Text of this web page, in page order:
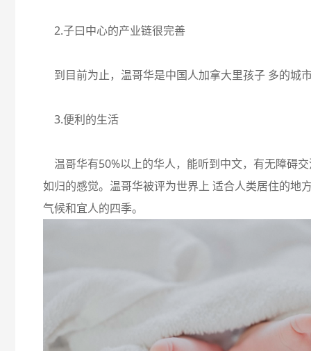
2.子曰中心的产业链很完善
到目前为止，温哥华是中国人加拿大里孩子 多的城
3.便利的生活
温哥华有50%以上的华人，能听到中文，有无障碍
如归的感觉。温哥华被评为世界上 适合人类居住的地
气候和宜人的四季。